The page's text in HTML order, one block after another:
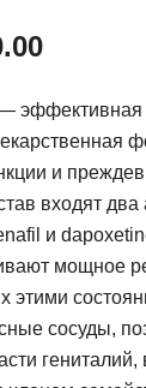
€17.00
–
€150.00
эффективная
и
входят два
и
мощное
этими
сосуды,